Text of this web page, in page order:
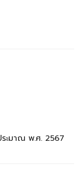
ระมาณ พ.ศ. 2567